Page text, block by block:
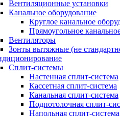
Вентиляционные установки
Канальное оборудование
Круглое канальное
Прямоугольное
Вентиляторы
Зонты вытяжные (не
Сплит-системы
Настенная сплит-система
Кассетная сплит-система
Канальная сплит-система
Подпотолочная сплит-
Напольная сплит-система